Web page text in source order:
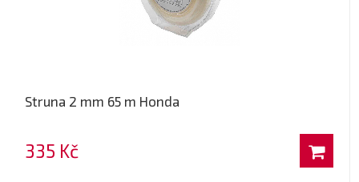
Struna 2 mm 65 m Honda
335 Kč